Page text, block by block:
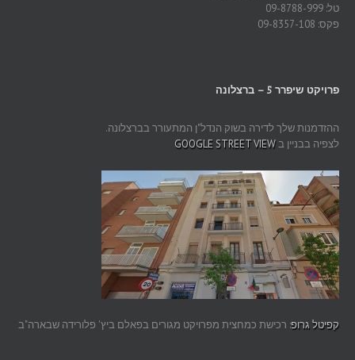
טל: 09-8788-999
פקס: 09-8357-108
פרויקט שיפרר 5 – ברצלונה
ההזדמנות שלך לדירה בשוק הנדל"ן המתעורר בברצלונה.
לצפיה בבניין בGOOGLE STREET VIEW
קפיטל גרופ: רכישת כמחצית מפרויקט מגורים בפאלם ביץ' פלורידה שבארה"ב